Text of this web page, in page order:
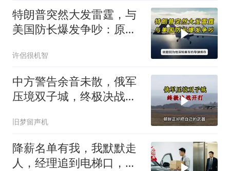
特朗普突然大发雷霆，与
美国防长爆发争吵：原来
许侶很机智
中方警告余音未散，俄军
压境双子城，终极决战开
旧梦留声机
降薪名单有我，我默默走
人，经理追到电梯口，见